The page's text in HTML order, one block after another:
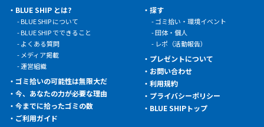
BLUE SHIP とは?
BLUE SHIP について
BLUE SHIP でできること
よくある質問
メディア掲載
運営組織
ゴミ拾いの可能性は無限大だ
今、あなたの力が必要な理由
今までに拾ったゴミの数
ご利用ガイド
探す
ゴミ拾い・環境イベント
団体・個人
レポ（活動報告）
プレゼントについて
お問い合わせ
利用規約
プライバシーポリシー
BLUE SHIPトップ